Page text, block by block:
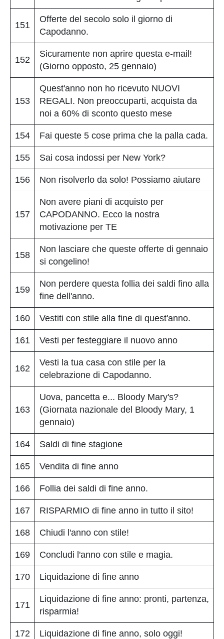
151
Offerte del secolo solo il giorno di
Capodanno.
152
Sicuramente non aprire questa e-mail!
(Giorno opposto, 25 gennaio)
153
Quest'anno non ho ricevuto NUOVI
REGALI. Non preoccuparti, acquista da
noi a 60% di sconto questo mese
154 Fai queste 5 cose prima che la palla cada.
155 Sai cosa indossi per New York?
156 Non risolverlo da solo! Possiamo aiutare
157
Non avere piani di acquisto per
CAPODANNO. Ecco la nostra
motivazione per TE
158
Non lasciare che queste offerte di gennaio
si congelino!
159
Non perdere questa follia dei saldi fino alla
fine dell'anno.
160 Vestiti con stile alla fine di quest'anno.
161 Vesti per festeggiare il nuovo anno
162
Vesti la tua casa con stile per la
celebrazione di Capodanno.
163
Uova, pancetta e... Bloody Mary's?
(Giornata nazionale del Bloody Mary, 1
gennaio)
164 Saldi di fine stagione
165 Vendita di fine anno
166 Follia dei saldi di fine anno.
167 RISPARMIO di fine anno in tutto il sito!
168 Chiudi l'anno con stile!
169 Concludi l'anno con stile e magia.
170 Liquidazione di fine anno
171
Liquidazione di fine anno: pronti, partenza,
risparmia!
172 Liquidazione di fine anno, solo oggi!